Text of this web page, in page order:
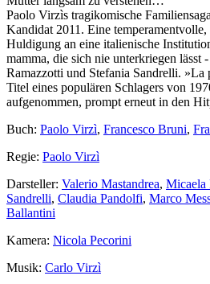
Paolo Virzìs tragikomische
Kandidat 2011. Eine
Huldigung an eine italienische
mamma, die sich nie unterkriegen
Ramazzotti und Stefania Sandrelli. »La
Titel eines populären Schlagers von
aufgenommen, prompt erneut in den
Buch: Paolo Virzì, Francesco Bruni,
Regie: Paolo Virzì
Darsteller: Valerio Mastandrea, Micaela
Sandrelli, Claudia Pandolfi, Marco
Ballantini
Kamera: Nicola Pecorini
Musik: Carlo Virzì